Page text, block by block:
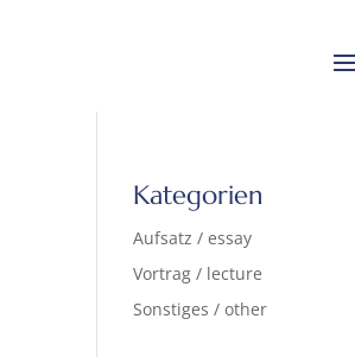
Kategorien
Aufsatz / essay
Vortrag / lecture
Sonstiges / other